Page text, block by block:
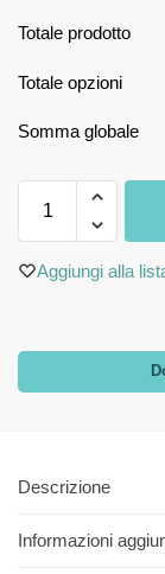
Totale prodotto
Totale opzioni
Somma globale
Aggiungi alla
Descrizione
Informazioni